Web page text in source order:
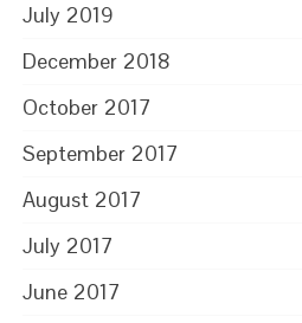
July 2019
December 2018
October 2017
September 2017
August 2017
July 2017
June 2017